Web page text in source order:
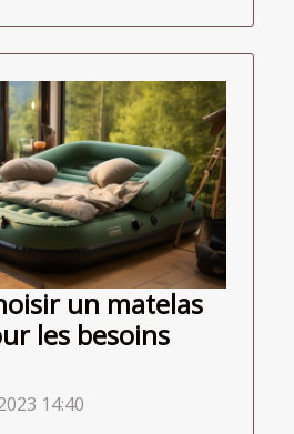
un matelas
les besoins
14:40